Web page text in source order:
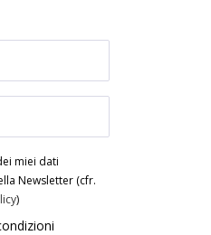
miei dati
Newsletter (cfr.
)